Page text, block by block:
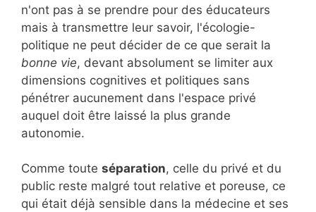
n'ont pas à se prendre pour des éducateurs
mais à transmettre leur savoir, l'écologie-
politique ne peut décider de ce que serait la
bonne vie, devant absolument se limiter aux
dimensions cognitives et politiques sans
pénétrer aucunement dans l'espace privé
auquel doit être laissé la plus grande
autonomie.
Comme toute séparation, celle du privé et du
public reste malgré tout relative et poreuse, ce
qui était déjà sensible dans la médecine et ses